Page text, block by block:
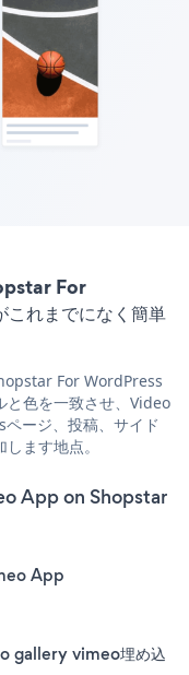
For
れまでになく簡単
For WordPress
と色を一致させ、Video
ージ、投稿、サイド
ます地点。
App on Shopstar
App
gallery vimeo埋め込